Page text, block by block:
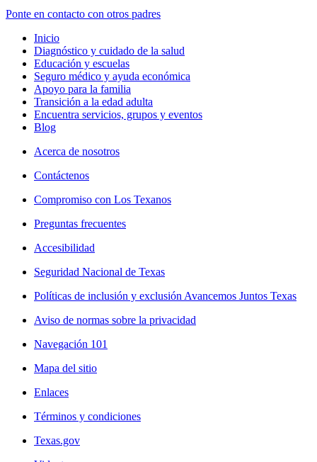
Ponte en contacto con otros padres
Inicio
Diagnóstico y cuidado de la salud
Educación y escuelas
Seguro médico y ayuda económica
Apoyo para la familia
Transición a la edad adulta
Encuentra servicios, grupos y eventos
Blog
Acerca de nosotros
Contáctenos
Compromiso con Los Texanos
Preguntas frecuentes
Accesibilidad
Seguridad Nacional de Texas
Políticas de inclusión y exclusión Avancemos Juntos Texas
Aviso de normas sobre la privacidad
Navegación 101
Mapa del sitio
Enlaces
Términos y condiciones
Texas.gov